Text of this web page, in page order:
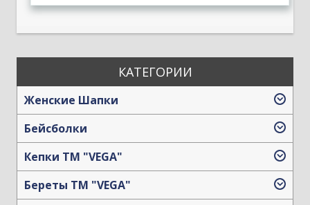
КАТЕГОРИИ
Женские Шапки
Бейсболки
Кепки TM "VEGA"
Береты TM "VEGA"